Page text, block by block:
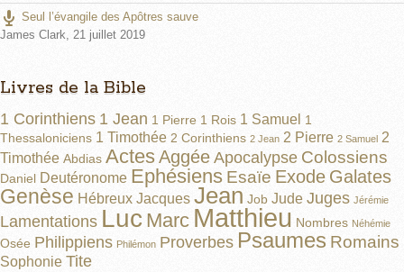
Seul l’évangile des Apôtres sauve
James Clark, 21 juillet 2019
Livres de la Bible
1 Corinthiens 1 Jean 1 Pierre 1 Rois 1 Samuel 1
Thessaloniciens 1 Timothée 2 Corinthiens 2 Jean 2 Pierre 2 Samuel 2
Timothée Abdias ActesAggée Apocalypse Colossiens
Daniel Deutéronome Ephésiens Esaïe Exode Galates
Genèse Hébreux Jacques Jean Job Jude Juges Jérémie
Lamentations Luc Marc Matthieu Nombres Néhémie
Osée Philippiens Philémon Proverbes Psaumes Romains
Sophonie Tite